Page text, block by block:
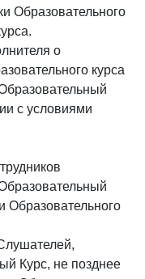
Образовательного
о
курса
с условиями
Образовательного
Курс, не позднее